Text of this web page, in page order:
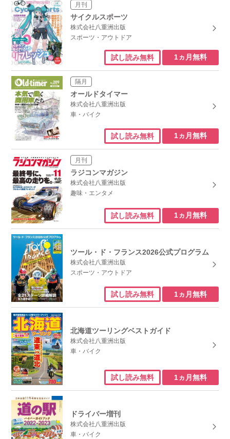
月刊
サイクルスポーツ
株式会社八重洲出版
スポーツ・アウトドア
試し読み無料 1ヵ月無料
隔月
オールドタイマー
株式会社八重洲出版
車・バイク
試し読み無料 1ヵ月無料
月刊
ラジコンマガジン
株式会社八重洲出版
趣味・エンタメ
試し読み無料 1ヵ月無料
ツール・ド・フランス2026公式プログラム
株式会社八重洲出版
スポーツ・アウトドア
試し読み無料 1ヵ月無料
北海道ツーリングベストガイド
株式会社八重洲出版
車・バイク
試し読み無料 1ヵ月無料
ドライバー増刊
株式会社八重洲出版
車・バイク